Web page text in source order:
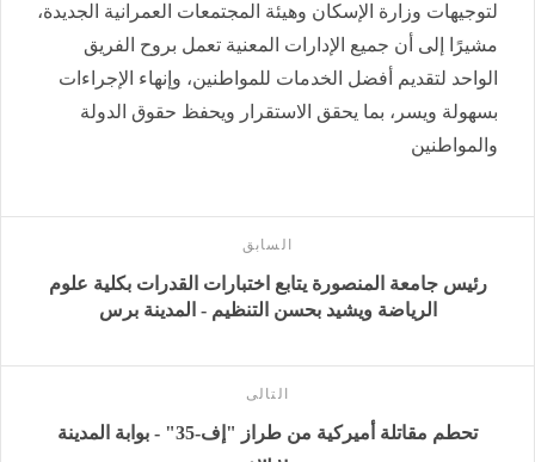
لتوجيهات وزارة الإسكان وهيئة المجتمعات العمرانية الجديدة،
مشيرًا إلى أن جميع الإدارات المعنية تعمل بروح الفريق
الواحد لتقديم أفضل الخدمات للمواطنين، وإنهاء الإجراءات
بسهولة ويسر، بما يحقق الاستقرار ويحفظ حقوق الدولة
والمواطنين
السابق
رئيس جامعة المنصورة يتابع اختبارات القدرات بكلية علوم
الرياضة ويشيد بحسن التنظيم - المدينة برس
التالى
تحطم مقاتلة أميركية من طراز "إف-35" - بوابة المدينة